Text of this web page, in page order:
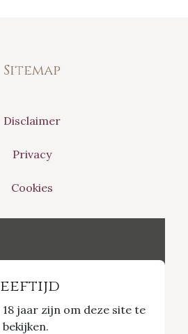
Sitemap
Disclaimer
Privacy
Cookies
jaar zijn om deze site te
bekijken.21/1